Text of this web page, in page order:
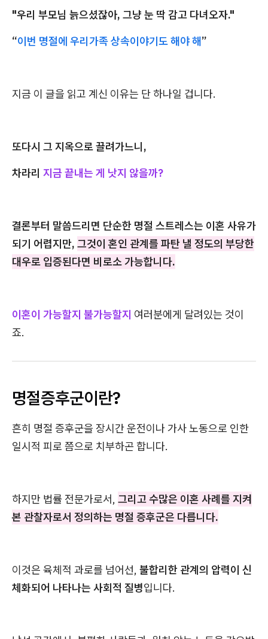
"우리 부모님 늙으셨잖아, 그냥 눈 딱 감고 다녀오자."
“이번 명절에 우리가족 상속이야기도 해야 해”
지금 이 글을 읽고 계신 이유는 단 하나일 겁니다.
또다시 그 지옥으로 끌려가느니,
차라리 지금 끝내는 게 낫지 않을까?
결론부터 말씀드리면 단순한 명절 스트레스는 이혼 사유가
되기 어렵지만, 그것이 혼인 관계를 파탄 낼 정도의 부당한
대우로 입증된다면 비로소 가능합니다.
이혼이 가능할지 불가능할지 여러분에게 달려있는 것이
죠.
명절증후군이란?
흔히 명절 증후군을 장시간 운전이나 가사 노동으로 인한
일시적 피로 쯤으로 치부하곤 합니다.
하지만 법률 전문가로서, 그리고 수많은 이혼 사례를 지켜
본 관찰자로서 정의하는 명절 증후군은 다릅니다.
이것은 육체적 과로를 넘어선, 불합리한 관계의 압력이 신
체화되어 나타나는 사회적 질병입니다.